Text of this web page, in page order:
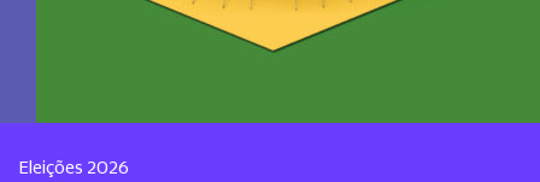
Eleições 2026